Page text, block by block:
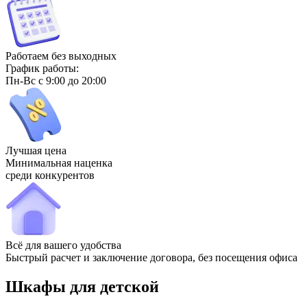
Работаем без выходных
График работы:
Пн-Вс с 9:00 до 20:00
Лучшая цена
Минимальная наценка
среди конкурентов
Всё для вашего удобства
Быстрый расчет и заключение договора, без посещения офиса
Шкафы для детской